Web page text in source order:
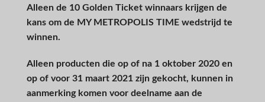
Alleen de 10 Golden Ticket winnaars krijgen de
kans om de MY METROPOLIS TIME wedstrijd te
winnen.
Alleen producten die op of na 1 oktober 2020 en
op of voor 31 maart 2021 zijn gekocht, kunnen in
aanmerking komen voor deelname aan de